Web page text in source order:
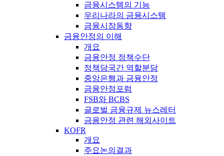
금융시스템의 기능
우리나라의 금융시스템
금융시장동향
금융안정의 이해
개요
금융안정 정책수단
정책당국간 역할분담
중앙은행과 금융안정
금융안정포럼
FSB와 BCBS
글로벌 금융규제 뉴스레터
금융안정 관련 해외사이트
KOFR
개요
주요논의결과